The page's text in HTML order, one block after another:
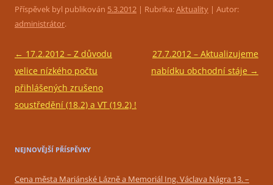
Příspěvek byl publikován 5.3.2012 | Rubrika:Aktuality | Autor:
administrátor.
Navigace
pro
příspěvky
← 17.2.2012 – Z důvodu
velice nízkého počtu
přihlášených zrušeno
soustředění (18.2) a VT (19.2) !
27.7.2012 – Aktualizujeme
nabídku obchodní stáje →
NEJNOVĚJŠÍ PŘÍSPĚVKY
Cena města Mariánské Lázně a Memoriál Ing. Václava Nágra 13. –